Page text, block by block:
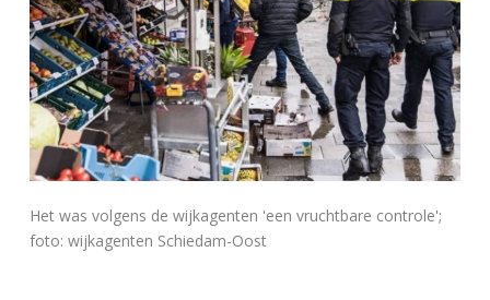
Het was volgens de wijkagenten 'een vruchtbare controle';
foto: wijkagenten Schiedam-Oost